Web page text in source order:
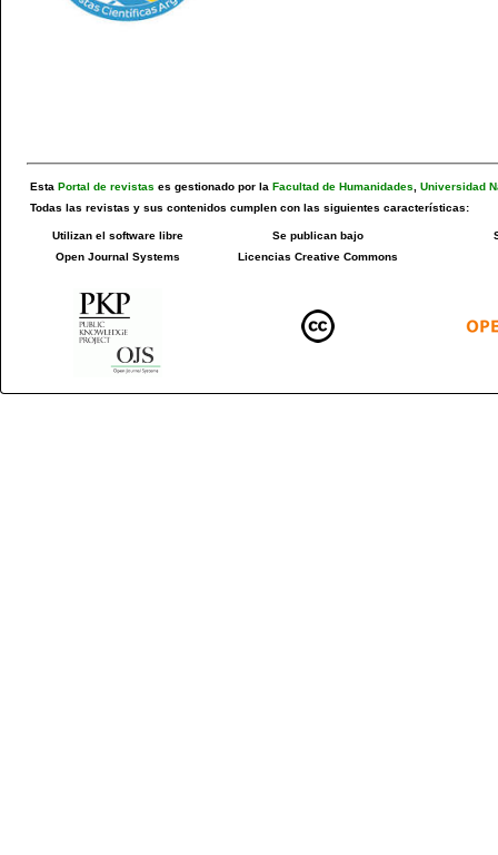
EstaPortal de revistas es gestionado por laFacultad de Humanidades ,Universidad
Todas las revistas y sus contenidos cumplen con las siguientes características:
Utilizan el software libre
Open Journal Systems
Se publican bajo
Licencias Creative Commons